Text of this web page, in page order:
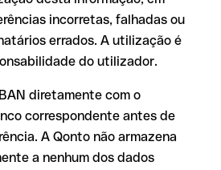
sempre o IBAN antes de uma
IBAN Checker gratuito e, em caso
importante com montantes
comerciais.
incorretas, falhadas ou
errados. A utilização é
do utilizador.
diretamente com o
correspondente antes de
A Qonto não armazena
a nenhum dos dados